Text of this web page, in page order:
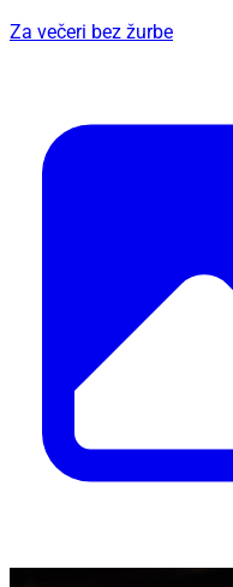
Za večeri bez žurbe